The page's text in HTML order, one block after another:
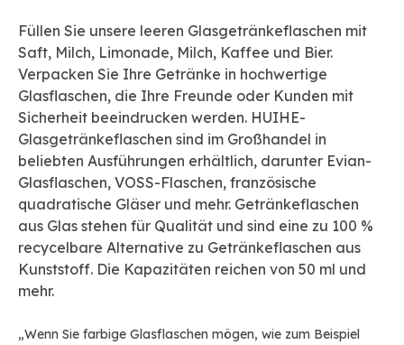
Füllen Sie unsere leeren Glasgetränkeflaschen mit
Saft, Milch, Limonade, Milch, Kaffee und Bier.
Verpacken Sie Ihre Getränke in hochwertige
Glasflaschen, die Ihre Freunde oder Kunden mit
Sicherheit beeindrucken werden. HUIHE-
Glasgetränkeflaschen sind im Großhandel in
beliebten Ausführungen erhältlich, darunter Evian-
Glasflaschen, VOSS-Flaschen, französische
quadratische Gläser und mehr. Getränkeflaschen
aus Glas stehen für Qualität und sind eine zu 100 %
recycelbare Alternative zu Getränkeflaschen aus
Kunststoff. Die Kapazitäten reichen von 50 ml und
mehr.
„Wenn Sie farbige Glasflaschen mögen, wie zum Beispiel